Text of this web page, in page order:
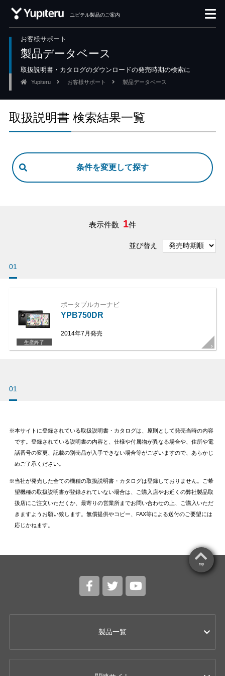
ユピテル製品のご案内
お客様サポート
製品データベース
取扱説明書・カタログのダウンロードの発売時期の検索に
Yupiteru お客様サポート 製品データベース
取扱説明書 検索結果一覧
表示件数 1件
並び替え
01
生産終了
ポータブルカーナビ
YPB750DR
2014年7月発売
01
本サイトに登録されている取扱説明書・カタログは、原則として発売当時の内容
です。登録されている説明書の内容と、仕様や付属物が異なる場合や、住所や電
話番号の変更、記載の別売品が入手できない場合等がございますので、あらかじ
めご了承ください。
当社が発売した全ての機種の取扱説明書・カタログは登録しておりません。ご希
望機種の取扱説明書が登録されていない場合は、ご購入店やお近くの弊社製品取
扱店にご注文いただくか、最寄りの営業所までお問い合わせの上、ご購入いただ
きますようお願い致します。無償提供やコピー、FAX等による送付のご要望には
応じかねます。
製品一覧
top